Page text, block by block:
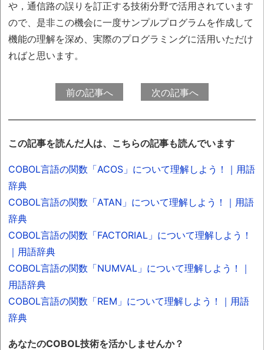
や，通信路の誤りを訂正する技術分野で活用されています
ので、是非この機会に一度サンプルプログラムを作成して
機能の理解を深め、実際のプログラミングに活用いただけ
ればと思います。
前の記事へ 次の記事へ
この記事を読んだ人は、こちらの記事も読んでいます
COBOL言語の関数「ACOS」について理解しよう！｜用語
辞典
COBOL言語の関数「ATAN」について理解しよう！｜用語
辞典
COBOL言語の関数「FACTORIAL」について理解しよう！
｜用語辞典
COBOL言語の関数「NUMVAL」について理解しよう！｜
用語辞典
COBOL言語の関数「REM」について理解しよう！｜用語
辞典
あなたのCOBOL技術を活かしませんか？